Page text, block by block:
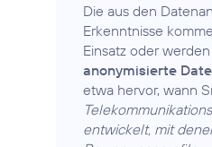
Die aus den
Erkenntnisse
Einsatz oder
anonymisierte
etwa hervor, wann
entwickelt, mit